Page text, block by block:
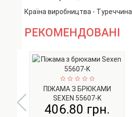
Країна виробництва - Туреччина
РЕКОМЕНДОВАНІ
ПІЖАМА З БРЮКАМИ
SEXEN 55607-K
406.80 грн.